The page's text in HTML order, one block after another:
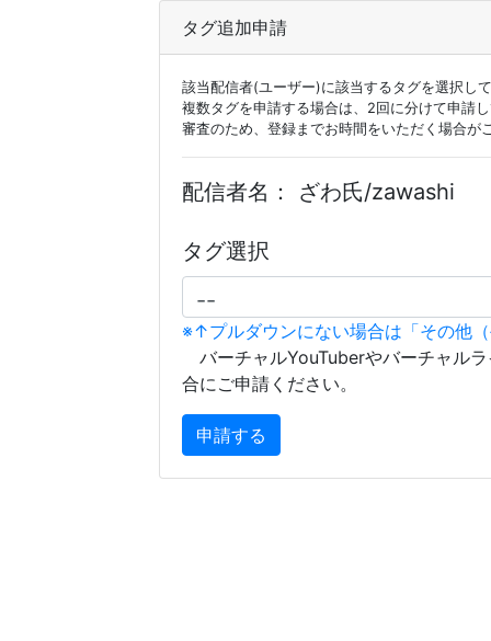
タグ追加申請
該当配信者(ユーザー)に該当するタグを選択し
複数タグを申請する場合は、2回に分けて申請
審査のため、登録までお時間をいただく場合が
配信者名： ざわ氏/zawashi
タグ選択
※↑プルダウンにない場合は「その他
バーチャルYouTuberやバーチャル
合にご申請ください。
申請する